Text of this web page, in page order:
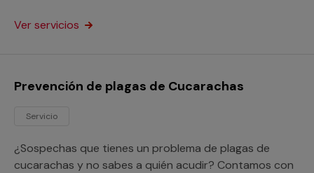
Ver servicios
Prevención de plagas de Cucarachas
Servicio
¿Sospechas que tienes un problema de plagas de
cucarachas y no sabes a quién acudir? Contamos con